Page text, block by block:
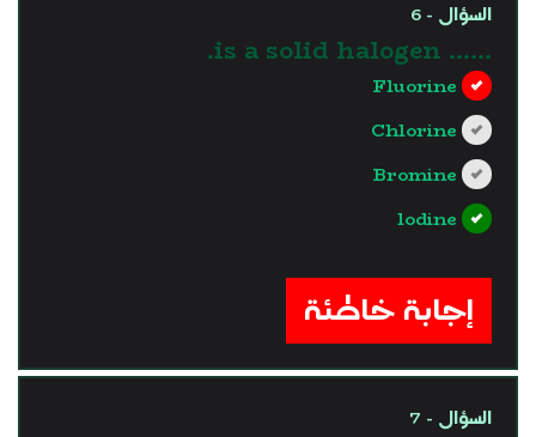
السؤال - 6
...... is a solid halogen.
Fluorine
Chlorine
Bromine
lodine
إجابة خاطئة
السؤال - 7